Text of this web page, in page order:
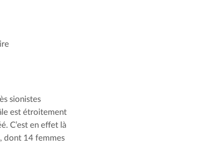
sionistes
est étroitement
C’est en effet là
dont 14 femmes